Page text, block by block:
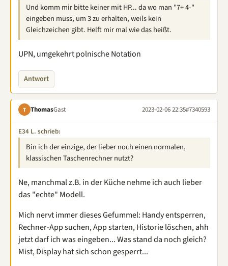
Und komm mir bitte keiner mit HP... da wo man "7+ 4-"
eingeben muss, um 3 zu erhalten, weils kein
Gleichzeichen gibt. Helft mir mal wie das heißt.
UPN, umgekehrt polnische Notation
Antwort
T ThomasGast 2023-02-06 22:35#7340593
E34 L. schrieb:
Bin ich der einzige, der lieber noch einen normalen,
klassischen Taschenrechner nutzt?
Ne, manchmal z.B. in der Küche nehme ich auch lieber
das "echte" Modell.
Mich nervt immer dieses Gefummel: Handy entsperren,
Rechner-App suchen, App starten, Historie löschen, ahh
jetzt darf ich was eingeben... Was stand da noch gleich?
Mist, Display hat sich schon gesperrt...